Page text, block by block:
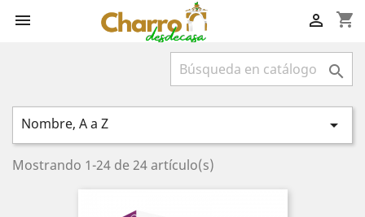
 shopping_cart


Nombre, A a Z 
Mostrando 1-24 de 24 artículo(s)